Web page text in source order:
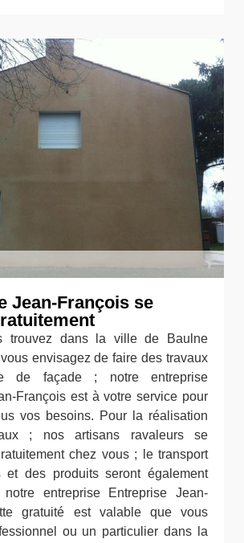
Jean-François se
trouvez dans la ville de Baulne
envisagez de faire des travaux
de façade ; notre entreprise
François est à votre service pour
vos besoins. Pour la réalisation
; nos artisans ravaleurs se
chez vous ; le transport
et des produits seront également
entreprise Entreprise Jean-
gratuité est valable que vous
ou un particulier dans la